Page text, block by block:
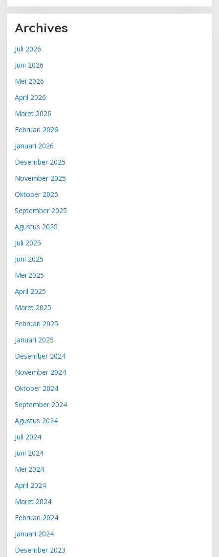
Archives
Juli 2026
Juni 2026
Mei 2026
April 2026
Maret 2026
Februari 2026
Januari 2026
Desember 2025
November 2025
Oktober 2025
September 2025
Agustus 2025
Juli 2025
Juni 2025
Mei 2025
April 2025
Maret 2025
Februari 2025
Januari 2025
Desember 2024
November 2024
Oktober 2024
September 2024
Agustus 2024
Juli 2024
Juni 2024
Mei 2024
April 2024
Maret 2024
Februari 2024
Januari 2024
Desember 2023